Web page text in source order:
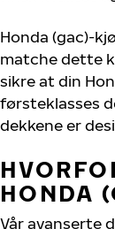
Honda (gac)-
matche dette
sikre at din
førsteklasses
dekkene er
HONDA
Vår avanserte